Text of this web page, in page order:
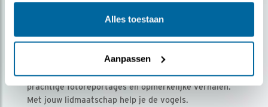
Alles toestaan
Aanpassen
Ontvang 5 x Vogels voor € 36,00 per jaar
Vogels is het tijdschrift voor onze leden, met
prachtige fotoreportages en opmerkelijke verhalen.
Met jouw lidmaatschap help je de vogels.